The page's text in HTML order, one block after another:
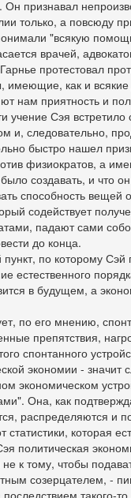
признавал
только, а повсюду
"всякую
врачей,
протестовал
имеющие, как и
нам приятность и
учение Сэя
и, следовательно,
быстро нашел
физиократов, а
создавать, и что
способность
содействует
падают сами
до конца.
пункт, по которому
естественного
в будущем, а
по его мнению,
препятствия,
спонтанного
экономии - значит
экономическом
Она, как
распределяются и
статистики, которая
политическая
не к тому, чтобы
созерцателем, -
последствием такого-